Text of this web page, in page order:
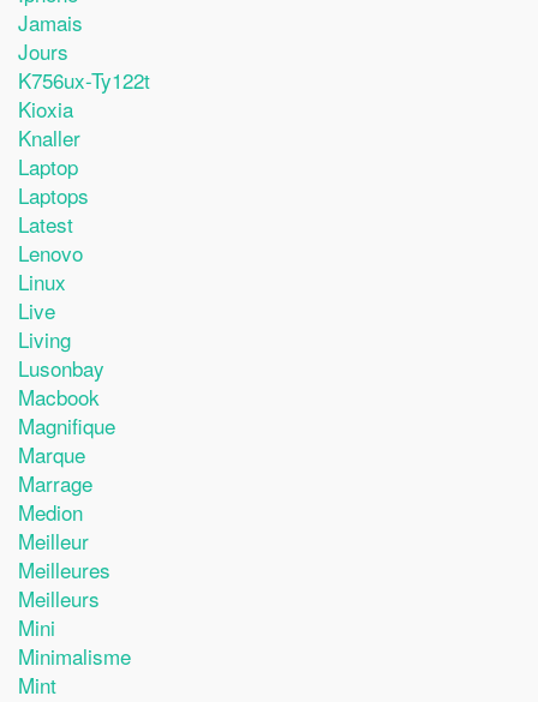
Jamais
Jours
K756ux-Ty122t
Kioxia
Knaller
Laptop
Laptops
Latest
Lenovo
Linux
Live
Living
Lusonbay
Macbook
Magnifique
Marque
Marrage
Medion
Meilleur
Meilleures
Meilleurs
Mini
Minimalisme
Mint